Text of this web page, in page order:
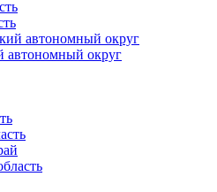
автономный округ
автономный округ